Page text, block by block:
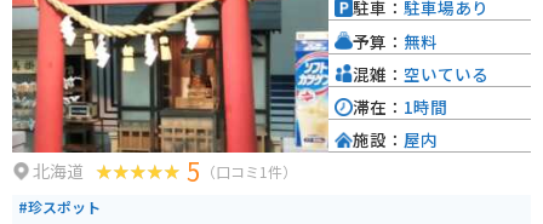
北海道 5 （口コミ1件）
#珍スポット
駐車： 駐車場あり
予算： 無料
混雑： 空いている
滞在： 1時間
施設： 屋内